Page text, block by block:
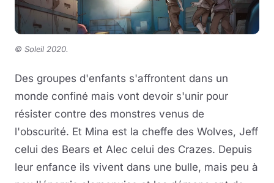
© Soleil 2020.
Des groupes d'enfants s'affrontent dans un
monde confiné mais vont devoir s'unir pour
résister contre des monstres venus de
l'obscurité. Et Mina est la cheffe des Wolves, Jeff
celui des Bears et Alec celui des Crazes. Depuis
leur enfance ils vivent dans une bulle, mais peu à